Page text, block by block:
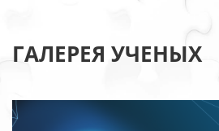
ГАЛЕРЕЯ УЧЕНЫХ